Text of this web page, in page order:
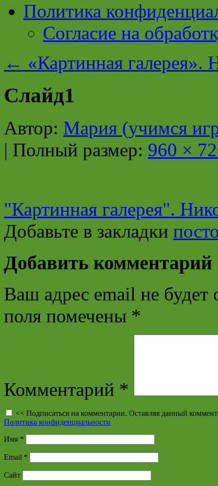
Политика
Согласие на
← «Картинная галерея».
Слайд1
Автор: Мария (учимся
| Полный размер: 960 ×
"Картинная галерея".
Добавьте в закладки
Добавить комментарий
Ваш адрес email не будет
поля помечены *
Комментарий *
<< Подписаться на комментарии. Оставляя данный
Политика конфиденциальности
Имя *
Email *
Сайт